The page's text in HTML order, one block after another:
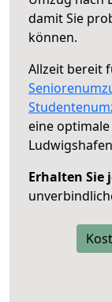
damit Sie
können.
Allzeit bereit
eine optimale
Erhalten Sie